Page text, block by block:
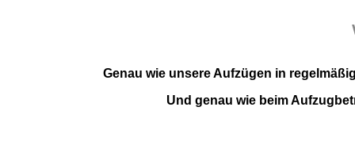
Genau wie unsere Aufzügen in
Und genau wie beim